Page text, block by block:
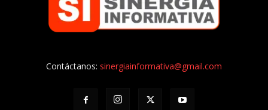
Contáctanos: sinergiainformativa@gmail.com